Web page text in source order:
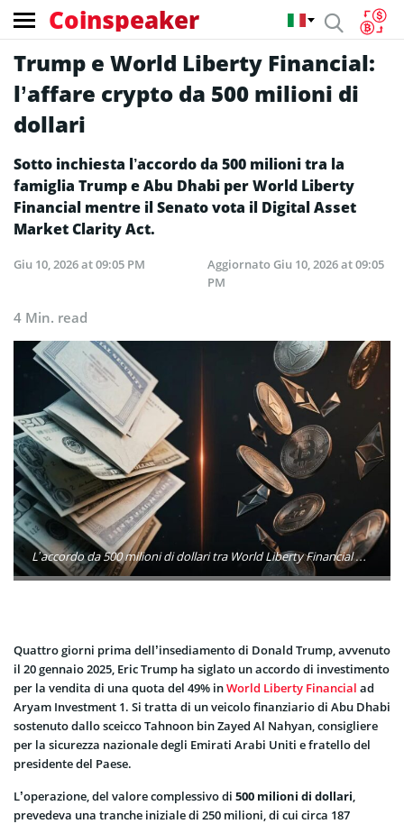
Coinspeaker
Trump e World Liberty Financial:
l’affare crypto da 500 milioni di
dollari
Sotto inchiesta l’accordo da 500 milioni tra la
famiglia Trump e Abu Dhabi per World Liberty
Financial mentre il Senato vota il Digital Asset
Market Clarity Act.
Giu 10, 2026 at 09:05 PM AggiornatoGiu 10, 2026 at 09:05
PM
4 Min. read
L’accordo da 500 milioni di dollari tra World Liberty Financial e investitori di Abu Dhabi riaccende il dibattito sui conflitti di interesse di Trump mentre il CLARITY Act si avvicina al voto decisivo.
Quattro giorni prima dell’insediamento di Donald Trump, avvenuto
il 20 gennaio 2025, Eric Trump ha siglato un accordo di investimento
per la vendita di una quota del 49% inWorld Liberty Financial ad
Aryam Investment 1. Si tratta di un veicolo finanziario di Abu Dhabi
sostenuto dallo sceicco Tahnoon bin Zayed Al Nahyan, consigliere
per la sicurezza nazionale degli Emirati Arabi Uniti e fratello del
presidente del Paese.
L’operazione, del valore complessivo di 500 milioni di dollari,
prevedeva una tranche iniziale di 250 milioni, di cui circa 187